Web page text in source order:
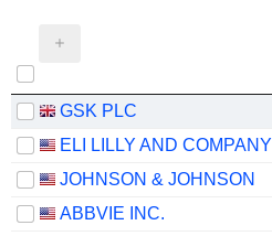
GSK PLC
ELI LILLY AND COMPANY
JOHNSON & JOHNSON
ABBVIE INC.